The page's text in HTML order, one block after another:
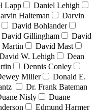
Lapp
Daniel Lehigh
Halteman
Darvin
David Bohlander
David Gillingham
David
David Mast
W. Lehigh
Dean
Dennis Conley
Miller
Donald E.
Dr. Frank Bateman
Nisly
Duane
Edmund Harmer